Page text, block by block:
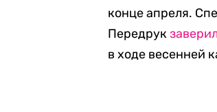
конце апреля.
Передрукзаверил
в ходе весенней